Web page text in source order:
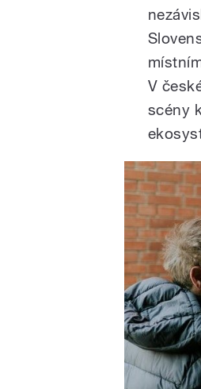
V
scény